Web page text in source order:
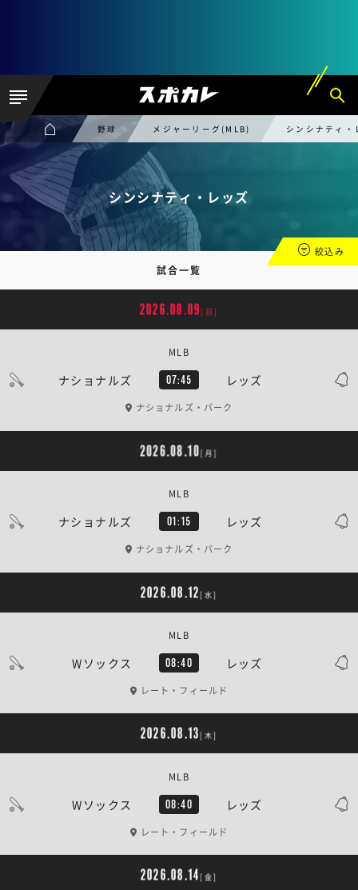
野球 メジャーリーグ(MLB) シンシナティ・
シンシナティ・レッズ
試合一覧
絞込み
2026.08.09 [日]
ナショナルズ 07:45 レッズ
MLB
ナショナルズ・パーク
2026.08.10[月]
ナショナルズ 01:15 レッズ
MLB
ナショナルズ・パーク
2026.08.12 [水]
Wソックス 08:40 レッズ
MLB
レート・フィールド
2026.08.13 [木]
Wソックス 08:40 レッズ
MLB
レート・フィールド
2026.08.14 [金]